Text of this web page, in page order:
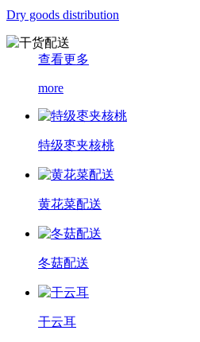
Dry goods distribution
查看更多
more
特级枣夹核桃
黄花菜配送
冬菇配送
干云耳